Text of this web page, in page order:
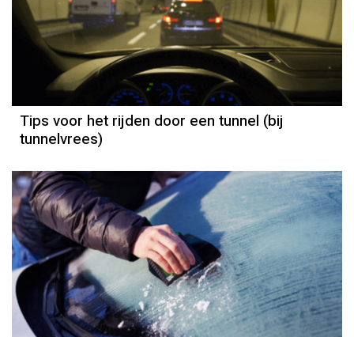
Tips voor het rijden door een tunnel (bij
tunnelvrees)